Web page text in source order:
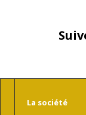
La société